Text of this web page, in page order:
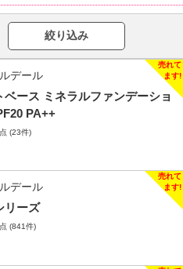
絞り込み
デール
ベース ミネラルファンデーショ
PA++
(23件)
デール
リーズ
(841件)